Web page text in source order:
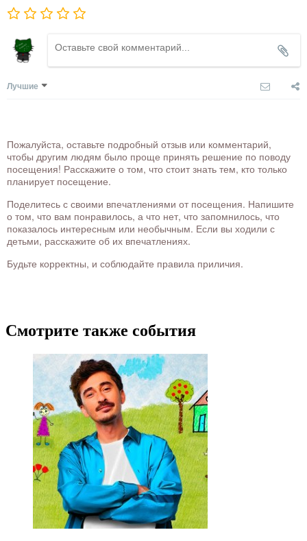
Лучшие
Пожалуйста, оставьте подробный отзыв или комментарий,
чтобы другим людям было проще принять решение по поводу
посещения! Расскажите о том, что стоит знать тем, кто только
планирует посещение.
Поделитесь с своими впечатлениями от посещения. Напишите
о том, что вам понравилось, а что нет, что запомнилось, что
показалось интересным или необычным. Если вы ходили с
детьми, расскажите об их впечатлениях.
Будьте корректны, и соблюдайте правила приличия.
Смотрите также события